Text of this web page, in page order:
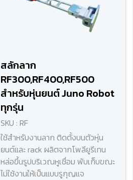
สลักลาก
RF300,RF400,RF500
สำหรับหุ่นยนต์ Juno Robot
ทุกรุ่น
SKU : RF
ใช้สำหรับงานลาก ติดตั้งบนตัวหุ่น
ยนต์และ rack ผลิตจากโพลียูรีเทน
หล่อขึ้นรูปบริเวณหูเชื่อม พับเก็บขณะ
ไม่ใช้งานให้เป็นแบบรูกุญแจ